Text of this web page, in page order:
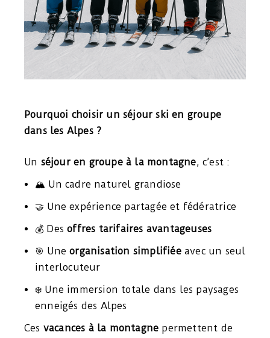
Pourquoi choisir un séjour ski en groupe
dans les Alpes ?
Un séjour en groupe à la montagne, c’est :
🏔️ Un cadre naturel grandiose
🤝 Une expérience partagée et fédératrice
💰 Desoffres tarifaires avantageuses
🎯 Uneorganisation simplifiéeavec un seul
interlocuteur
❄️ Une immersion totale dans les paysages
enneigés des Alpes
Ces vacances à la montagne permettent de